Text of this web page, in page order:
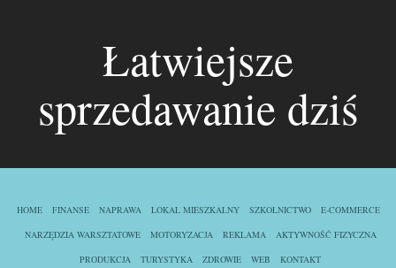
Łatwiejsze
sprzedawanie dziś
HOME FINANSE NAPRAWA LOKAL MIESZKALNY SZKOLNICTWO
E-COMMERCE
NARZĘDZIA WARSZTATOWE
MOTORYZACJA REKLAMA
AKTYWNOŚĆ FIZYCZNA
PRODUKCJA
TURYSTYKA ZDROWIE WEB KONTAKT